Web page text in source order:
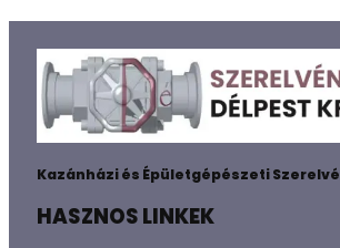
Kazánházi és Épületgépészeti
HASZNOS LINKEK